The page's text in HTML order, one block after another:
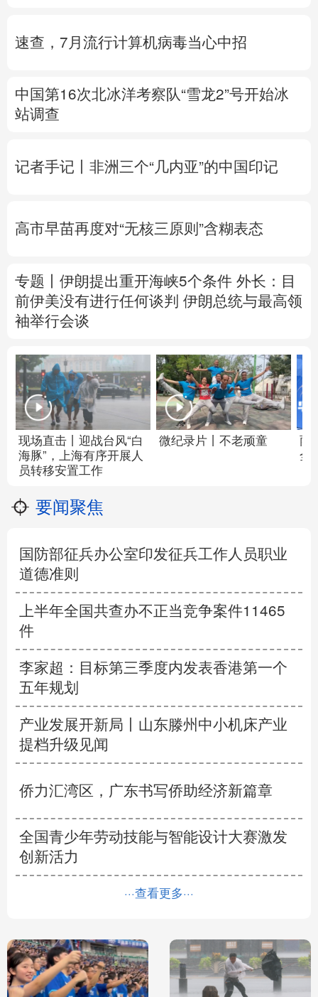
速查，7月流行计算机病毒当心中招
中国第16次北冰洋考察队“雪龙2”号开始冰
站调查
记者手记丨非洲三个“几内亚”的中国印记
高市早苗再度对“无核三原则”含糊表态
专题丨 伊朗提出重开海峡5个条件 外长：目
前伊美没有进行任何谈判 伊朗总统与最高领
袖举行会谈
现场直击丨迎战台风“白
海豚”，上海有序开展人
员转移安置工作
微纪录片丨不老顽童
雨
全
要闻聚焦
国防部征兵办公室印发征兵工作人员职业
道德准则
上半年全国共查办不正当竞争案件11465
件
李家超：目标第三季度内发表香港第一个
五年规划
产业发展开新局丨 山东滕州中小机床产业
提档升级见闻
侨力汇湾区，广东书写侨助经济新篇章
全国青少年劳动技能与智能设计大赛激发
创新活力
···查看更多···